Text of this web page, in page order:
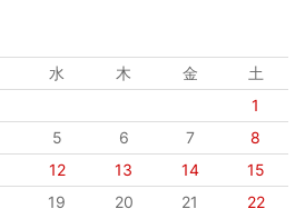
水 木 金
土
1
5 6 7
8
12 13 14
15
19 20 21
22